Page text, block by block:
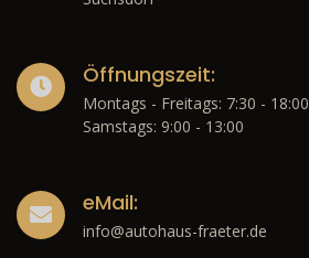
Öffnungszeit:
Montags - Freitags: 7:30 - 18:00
Samstags: 9:00 - 13:00
eMail:
info@autohaus-fraeter.de